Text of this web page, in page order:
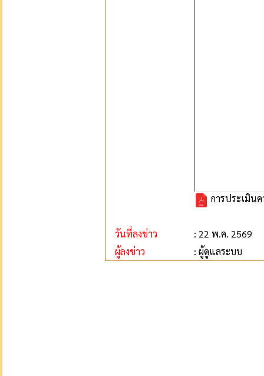
การประเมิน
วันที่ลงข่าว
: 22 พ.ค. 2569
ผู้ลงข่าว
: ผู้ดูแลระบบ